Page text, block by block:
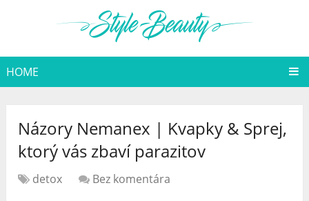
HOME
Názory Nemanex | Kvapky & Sprej,
ktorý vás zbaví parazitov
detox
Bez komentára